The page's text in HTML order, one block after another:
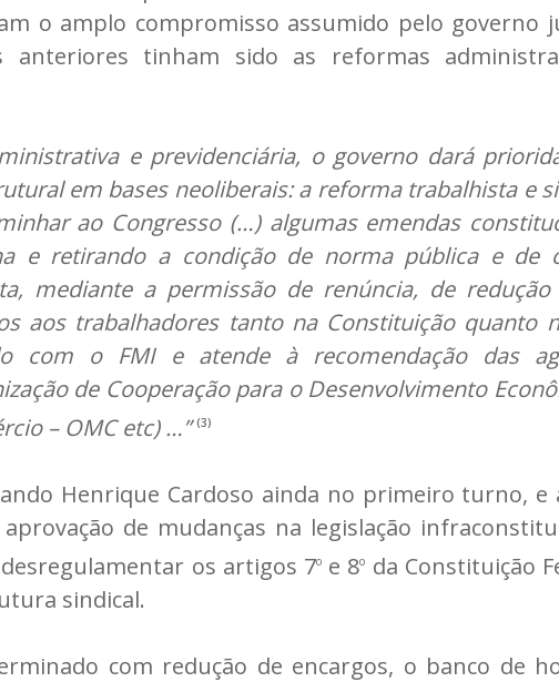
o amplo compromisso assumido pelo governo
anteriores tinham sido as reformas
e previdenciária, o governo dará
em bases neoliberais: a reforma trabalhista e
ao Congresso (…) algumas emendas
e retirando a condição de norma pública e de
mediante a permissão de renúncia, de
aos trabalhadores tanto na Constituição quanto
com o FMI e atende à recomendação das
de Cooperação para o Desenvolvimento
– OMC etc) …”(3)
Henrique Cardoso ainda no primeiro turno, e
de mudanças na legislação
os artigos 7o e 8o da Constituição
sindical.
com redução de encargos, o banco de